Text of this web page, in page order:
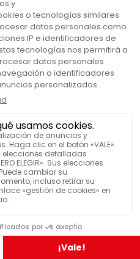
en
largo x alto x
profundidad